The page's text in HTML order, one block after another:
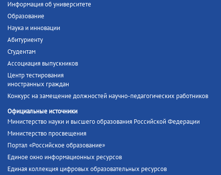
Информация об университете
Образование
Наука и инновации
Абитуриенту
Студентам
Ассоциация выпускников
Центр тестирования
иностранных граждан
Конкурс на замещение должностей научно-педагогических работников
Официальные источники
Министерство науки и высшего образования Российской Федерации
Министерство просвещения
Портал «Российское образование»
Единое окно информационных ресурсов
Единая коллекция цифровых образовательных ресурсов